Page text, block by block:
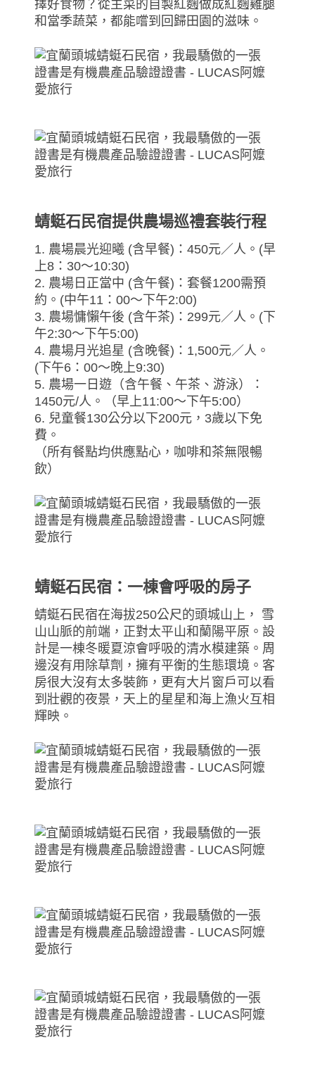
擇好食物？從主菜的自製紅麴做成紅麴雞腿
和當季蔬菜，都能嚐到回歸田園的滋味。
蜻蜓石民宿提供農場巡禮套裝行程
1. 農場晨光迎曦 (含早餐)：450元／人。(早
上8：30～10:30)
2. 農場日正當中 (含午餐)：套餐1200需預
約。(中午11：00～下午2:00)
3. 農場慵懶午後 (含午茶)：299元／人。(下
午2:30～下午5:00)
4. 農場月光追星 (含晚餐)：1,500元／人。
(下午6：00～晚上9:30)
5. 農場一日遊（含午餐、午茶、游泳）：
1450元/人。（早上11:00～下午5:00）
6. 兒童餐130公分以下200元，3歲以下免
費。
（所有餐點均供應點心，咖啡和茶無限暢
飲）
蜻蜓石民宿：一棟會呼吸的房子
蜻蜓石民宿在海拔250公尺的頭城山上， 雪
山山脈的前端，正對太平山和蘭陽平原。設
計是一棟冬暖夏涼會呼吸的清水模建築。周
邊沒有用除草劑，擁有平衡的生態環境。客
房很大沒有太多裝飾，更有大片窗戶可以看
到壯觀的夜景，天上的星星和海上漁火互相
輝映。